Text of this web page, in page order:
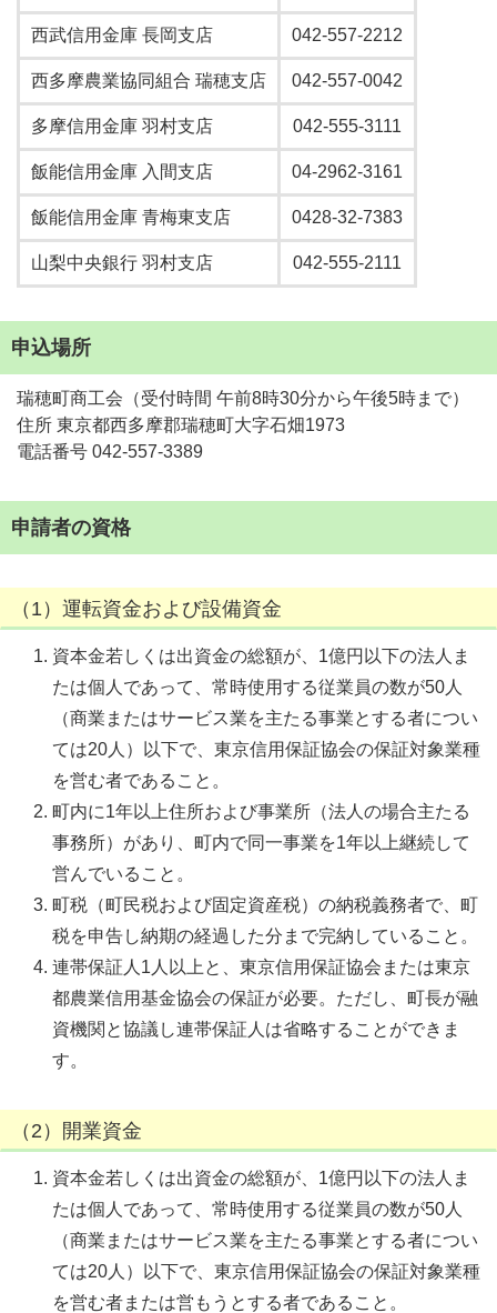
西武信用金庫 長岡支店 042-557-2212
西多摩農業協同組合 瑞穂支店 042-557-0042
多摩信用金庫 羽村支店 042-555-3111
飯能信用金庫 入間支店 04-2962-3161
飯能信用金庫 青梅東支店 0428-32-7383
山梨中央銀行 羽村支店 042-555-2111
申込場所
瑞穂町商工会（受付時間 午前8時30分から午後5時まで）
住所 東京都西多摩郡瑞穂町大字石畑1973
電話番号 042-557-3389
申請者の資格
（1）運転資金および設備資金
資本金若しくは出資金の総額が、1億円以下の法人ま
たは個人であって、常時使用する従業員の数が50人
（商業またはサービス業を主たる事業とする者につい
ては20人）以下で、東京信用保証協会の保証対象業種
を営む者であること。
町内に1年以上住所および事業所（法人の場合主たる
事務所）があり、町内で同一事業を1年以上継続して
営んでいること。
町税（町民税および固定資産税）の納税義務者で、町
税を申告し納期の経過した分まで完納していること。
連帯保証人1人以上と、東京信用保証協会または東京
都農業信用基金協会の保証が必要。ただし、町長が融
資機関と協議し連帯保証人は省略することができま
す。
（2）開業資金
資本金若しくは出資金の総額が、1億円以下の法人ま
たは個人であって、常時使用する従業員の数が50人
（商業またはサービス業を主たる事業とする者につい
ては20人）以下で、東京信用保証協会の保証対象業種
を営む者または営もうとする者であること。